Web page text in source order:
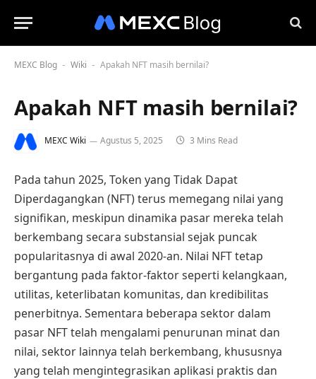
MEXC Blog - Wiki - Apakah NFT masih bernilai?
Apakah NFT masih bernilai?
MEXC Wiki Agustus 5, 2025 3 Mins Read
Pada tahun 2025, Token yang Tidak Dapat
Diperdagangkan (NFT) terus memegang nilai yang
signifikan, meskipun dinamika pasar mereka telah
berkembang secara substansial sejak puncak
popularitasnya di awal 2020-an. Nilai NFT tetap
bergantung pada faktor-faktor seperti kelangkaan,
utilitas, keterlibatan komunitas, dan kredibilitas
penerbitnya. Sementara beberapa sektor dalam
pasar NFT telah mengalami penurunan minat dan
nilai, sektor lainnya telah berkembang, khususnya
yang telah mengintegrasikan aplikasi praktis dan